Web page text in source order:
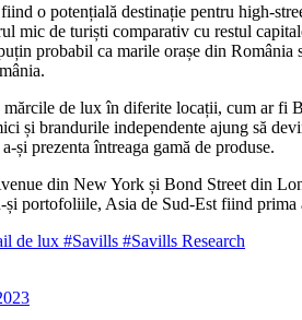
o potențială destinație pentru high-
mic de turiști comparativ cu restul
probabil ca marile orașe din
de lux în diferite locații, cum ar
și brandurile independente ajung să
și prezenta întreaga gamă de produse.
din New York și Bond Street din
și portofoliile, Asia de Sud-Est fiind prima
de lux #Savills #Savills Research